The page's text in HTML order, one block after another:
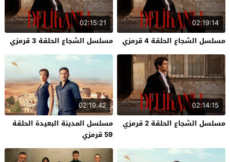
02:19:14
مسلسل الشجاع الحلقة 4 قرمزي
02:15:21
مسلسل الشجاع الحلقة 3 قرمزي
02:14:15
مسلسل الشجاع الحلقة 2 قرمزي
02:19:42
مسلسل المدينة البعيدة الحلقة
59 قرمزي